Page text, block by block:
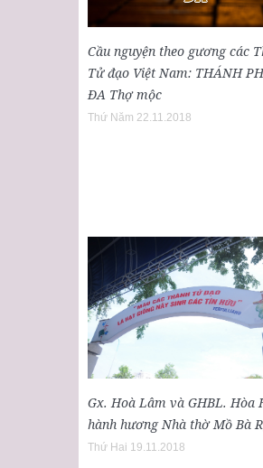
Cầu nguyện theo gương các
Tử đạo Việt Nam: THÁNH
ĐA Thợ mộc
Thứ Năm 22.11.2018
Gx. Hoà Lâm và GHBL. Hòa
hành hương Nhà thờ Mồ Bà
Thứ Hai 19.11.2018